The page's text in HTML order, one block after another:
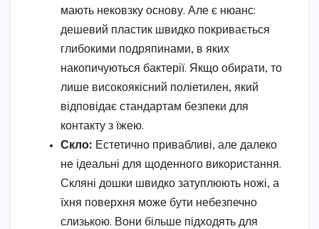
мають нековзку основу. Але є нюанс:
дешевий пластик швидко покривається
глибокими подряпинами, в яких
накопичуються бактерії. Якщо обирати, то
лише високоякісний поліетилен, який
відповідає стандартам безпеки для
контакту з їжею.
Скло: Естетично привабливі, але далеко
не ідеальні для щоденного використання.
Скляні дошки швидко затуплюють ножі, а
їхня поверхня може бути небезпечно
слизькою. Вони більше підходять для